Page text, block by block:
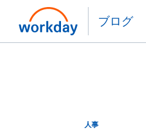
ブログ
人事